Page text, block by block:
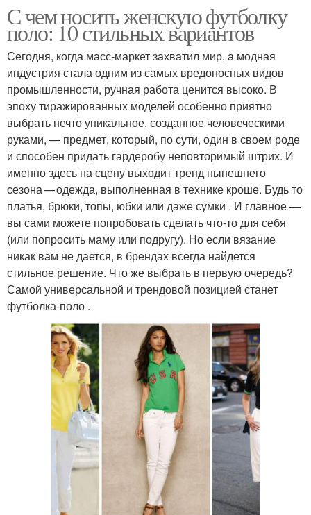
С чем носить женскую футболку
поло: 10 стильных вариантов
Сегодня, когда масс-маркет захватил мир, а модная
индустрия стала одним из самых вредоносных видов
промышленности, ручная работа ценится высоко. В
эпоху тиражированных моделей особенно приятно
выбрать нечто уникальное, созданное человеческими
руками, — предмет, который, по сути, один в своем роде
и способен придать гардеробу неповторимый штрих. И
именно здесь на сцену выходит тренд нынешнего
сезона — одежда, выполненная в технике кроше. Будь то
платья, брюки, топы, юбки или даже сумки . И главное —
вы сами можете попробовать сделать что-то для себя
(или попросить маму или подругу). Но если вязание
никак вам не дается, в брендах всегда найдется
стильное решение. Что же выбрать в первую очередь?
Самой универсальной и трендовой позицией станет
футболка‑поло .